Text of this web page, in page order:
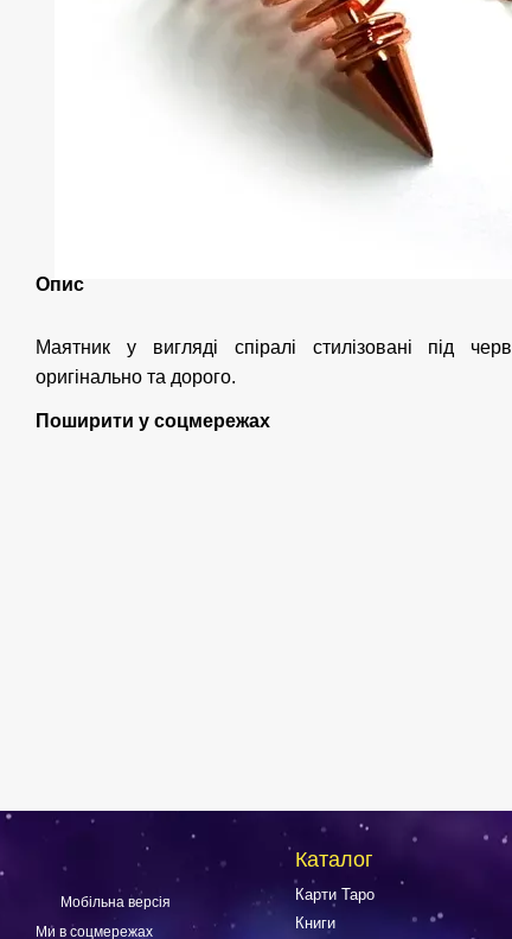
Опис
Маятник у вигляді спіралі стилізовані під
оригінально та дорого.
Поширити у соцмережах
Мобільна версія
Ми в соцмережах
Каталог
Карти Таро
Книги